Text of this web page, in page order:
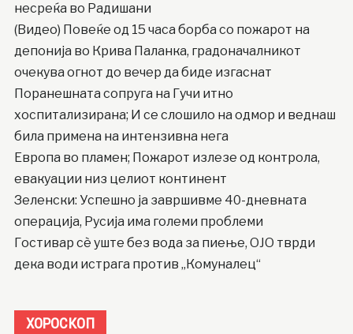
несреќа во Радишани
(Видео) Повеќе од 15 часа борба со пожарот на
депонија во Крива Паланка, градоначалникот
очекува огнот до вечер да биде изгаснат
Поранешната сопруга на Гучи итно
хоспитализирана; И се слошило на одмор и веднаш
била примена на интензивна нега
Европа во пламен; Пожарот излезе од контрола,
евакуации низ целиот континент
Зеленски: Успешно ја завршивме 40-дневната
операција, Русија има големи проблеми
Гостивар сè уште без вода за пиење, ОЈО тврди
дека води истрага против „Комуналец“
ХОРОСКОП